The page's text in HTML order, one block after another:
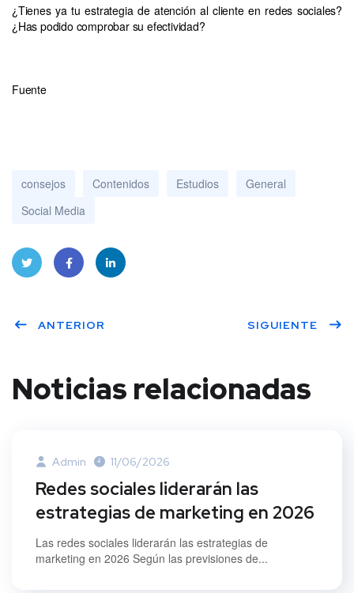
¿Tienes ya tu estrategia de atención al cliente en redes sociales?
¿Has podido comprobar su efectividad?
Fuente
consejos Contenidos Estudios
General
Social Media
er book dIn
ANTERIOR SIGUIENTE
Noticias relacionadas
Admin 11/06/2026
Redes sociales liderarán las
estrategias de marketing en 2026
Las redes sociales liderarán las estrategias de
marketing en 2026 Según las previsiones de...